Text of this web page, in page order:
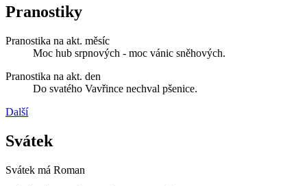
Pranostiky
Pranostika na akt. měsíc
Moc hub srpnových - moc vánic sněhových.
Pranostika na akt. den
Do svatého Vavřince nechval pšenice.
Další
Svátek
Svátek má Roman